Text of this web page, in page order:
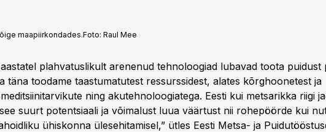
maapiirkondades.Foto: Raul Mee
aastatel plahvatuslikult arenenud tehnoloogiad lubavad toota puidust
täna toodame taastumatutest ressurssidest, alates kõrghoonetest ja
ning akutehnoloogiatega. Eesti kui metsarikka riigi
suurt potentsiaali ja võimalust luua väärtust nii rohepöörde kui
ühiskonna ülesehitamisel,” ütles Eesti Metsa- ja